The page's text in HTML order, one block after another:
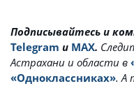
Подписывайтесь и
Telegram и MAX.
Астрахани и области в
«Одноклассниках». А